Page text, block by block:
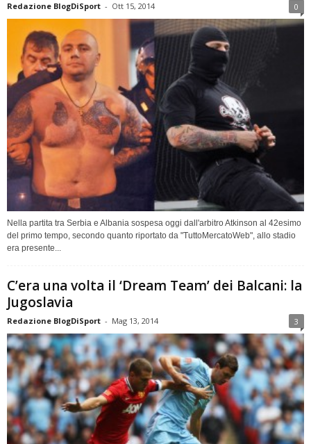
Redazione BlogDiSport - Ott 15, 2014 0
Nella partita tra Serbia e Albania sospesa oggi dall'arbitro Atkinson al 42esimo
del primo tempo, secondo quanto riportato da "TuttoMercatoWeb", allo stadio
era presente...
C’era una volta il ‘Dream Team’ dei Balcani: la
Jugoslavia
Redazione BlogDiSport - Mag 13, 2014 3